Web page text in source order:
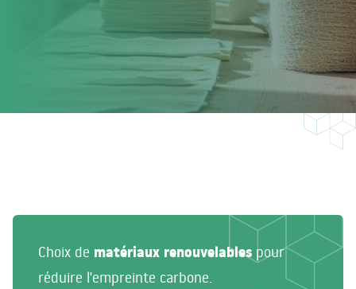
Choix de matériaux renouvelables pour
réduire l'empreinte carbone.